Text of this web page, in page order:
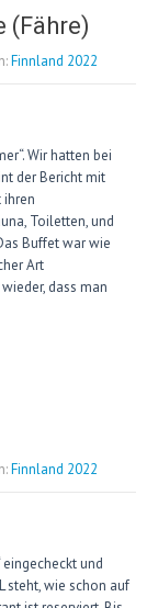
(Fähre)
Finnland 2022
Wir hatten bei
der Bericht mit
ihren
Toiletten, und
Buffet war wie
Art
dass man
Finnland 2022
und
steht, wie schon auf